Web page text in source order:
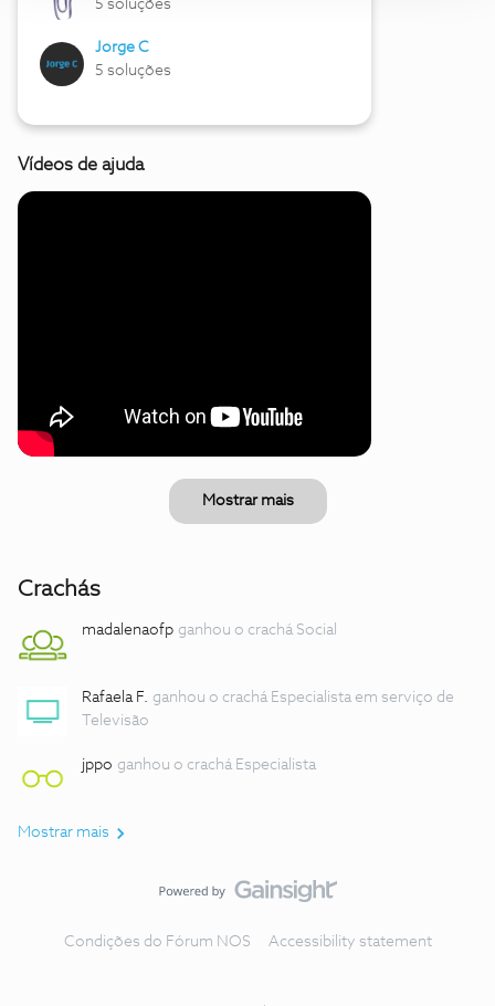
5 soluções
Jorge C
5 soluções
Vídeos de ajuda
Mostrar mais
Crachás
madalenaofp ganhou o crachá Social
Rafaela F. ganhou o crachá Especialista em serviço de
Televisão
jppo ganhou o crachá Especialista
Mostrar mais
Condições do Fórum NOS Accessibility statement